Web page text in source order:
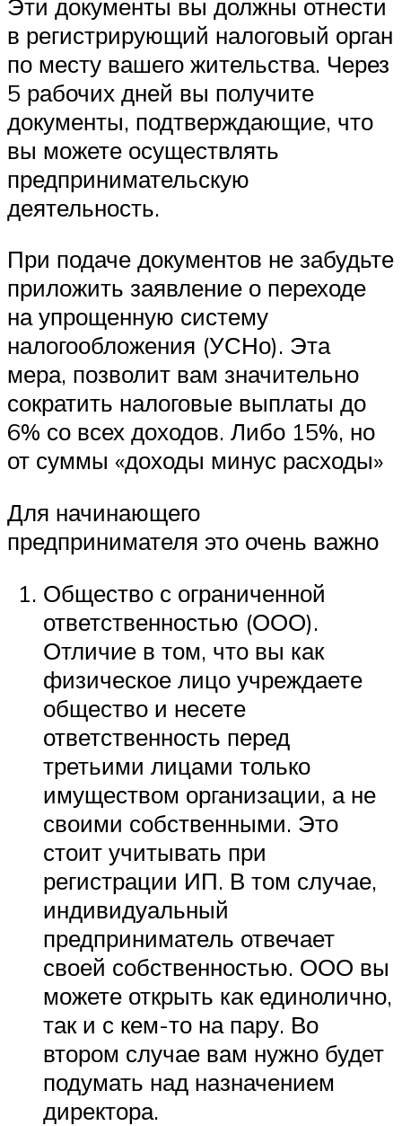
Эти документы вы должны отнести
в регистрирующий налоговый орган
по месту вашего жительства. Через
5 рабочих дней вы получите
документы, подтверждающие, что
вы можете осуществлять
предпринимательскую
деятельность.
При подаче документов не забудьте
приложить заявление о переходе
на упрощенную систему
налогообложения (УСНо). Эта
мера, позволит вам значительно
сократить налоговые выплаты до
6% со всех доходов. Либо 15%, но
от суммы «доходы минус расходы»
Для начинающего
предпринимателя это очень важно
Общество с ограниченной
ответственностью (ООО).
Отличие в том, что вы как
физическое лицо учреждаете
общество и несете
ответственность перед
третьими лицами только
имуществом организации, а не
своими собственными. Это
стоит учитывать при
регистрации ИП. В том случае,
индивидуальный
предприниматель отвечает
своей собственностью. ООО вы
можете открыть как единолично,
так и с кем-то на пару. Во
втором случае вам нужно будет
подумать над назначением
директора.